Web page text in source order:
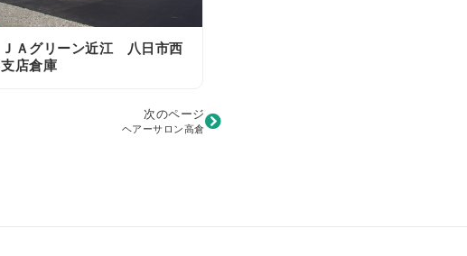
ＪＡグリーン近江 八日市西
支店倉庫
次のページ
ヘアーサロン高倉